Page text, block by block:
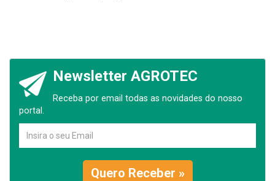
Newsletter AGROTEC
Receba por email todas as novidades do nosso
portal.
Quero Receber »